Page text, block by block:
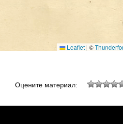
Leaflet | ©
Оцените материал: